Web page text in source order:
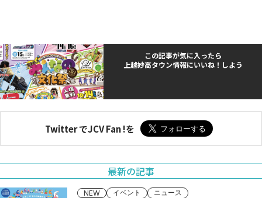
この記事が気に入ったら
上越妙高タウン情報にいいね！しよう
Twitter でJCV Fan !を
最新の記事
NEW イベント ニュース